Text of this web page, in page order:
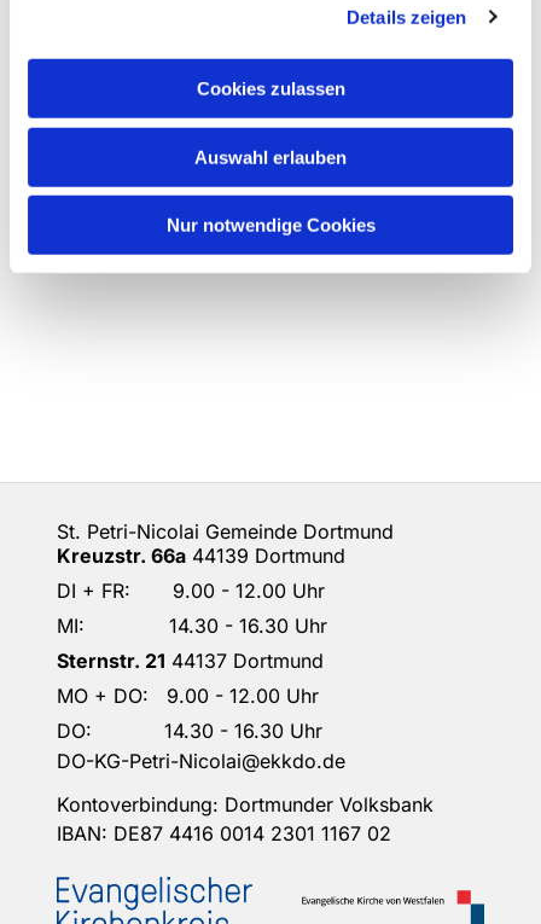
Details zeigen
Cookies zulassen
Auswahl erlauben
Nur notwendige Cookies
St. Petri-Nicolai Gemeinde Dortmund
Kreuzstr. 66a 44139 Dortmund
DI + FR: 9.00 - 12.00 Uhr
MI: 14.30 - 16.30 Uhr
Sternstr. 21 44137 Dortmund
MO + DO: 9.00 - 12.00 Uhr
DO: 14.30 - 16.30 Uhr
DO-KG-Petri-Nicolai@ekkdo.de
Kontoverbindung: Dortmunder Volksbank
IBAN: DE87 4416 0014 2301 1167 02